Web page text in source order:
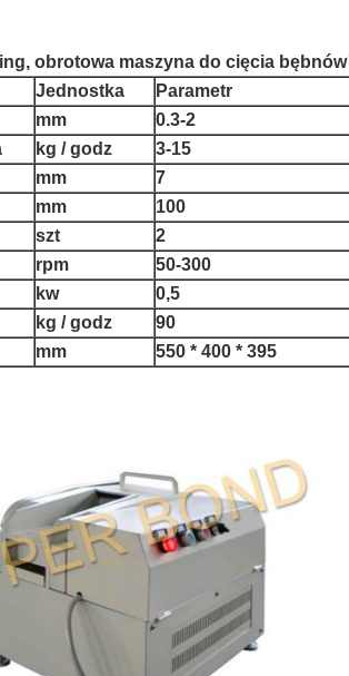
obrotowa maszyna do cięcia
Jednostka
Parametr
mm
0.3-2
kg / godz
3-15
mm
7
mm
100
szt
2
rpm
50-300
kw
0,5
kg / godz
90
mm 550 * 400 * 395